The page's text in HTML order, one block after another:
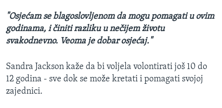
"Osjećam se blagoslovljenom da mogu pomagati u ovim
godinama, i činiti razliku u nečijem životu
svakodnevno. Veoma je dobar osjećaj."
Sandra Jackson kaže da bi voljela volontirati još 10 do
12 godina - sve dok se može kretati i pomagati svojoj
zajednici.